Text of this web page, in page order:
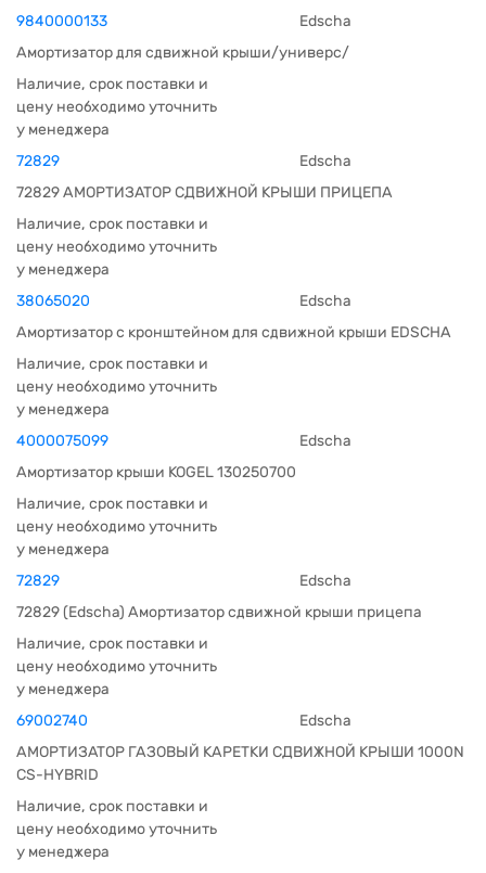
9840000133
Edscha
Амортизатор для сдвижной крыши/универс/
Наличие, срок поставки и
цену необходимо уточнить
у менеджера
72829
Edscha
72829 АМОРТИЗАТОР СДВИЖНОЙ КРЫШИ ПРИЦЕПА
Наличие, срок поставки и
цену необходимо уточнить
у менеджера
38065020
Edscha
Амортизатор с кронштейном для сдвижной крыши EDSCHA
Наличие, срок поставки и
цену необходимо уточнить
у менеджера
4000075099
Edscha
Амортизатор крыши KOGEL 130250700
Наличие, срок поставки и
цену необходимо уточнить
у менеджера
72829
Edscha
72829 (Edscha) Амортизатор сдвижной крыши прицепа
Наличие, срок поставки и
цену необходимо уточнить
у менеджера
69002740
Edscha
АМОРТИЗАТОР ГАЗОВЫЙ КАРЕТКИ СДВИЖНОЙ КРЫШИ 1000N
CS-HYBRID
Наличие, срок поставки и
цену необходимо уточнить
у менеджера